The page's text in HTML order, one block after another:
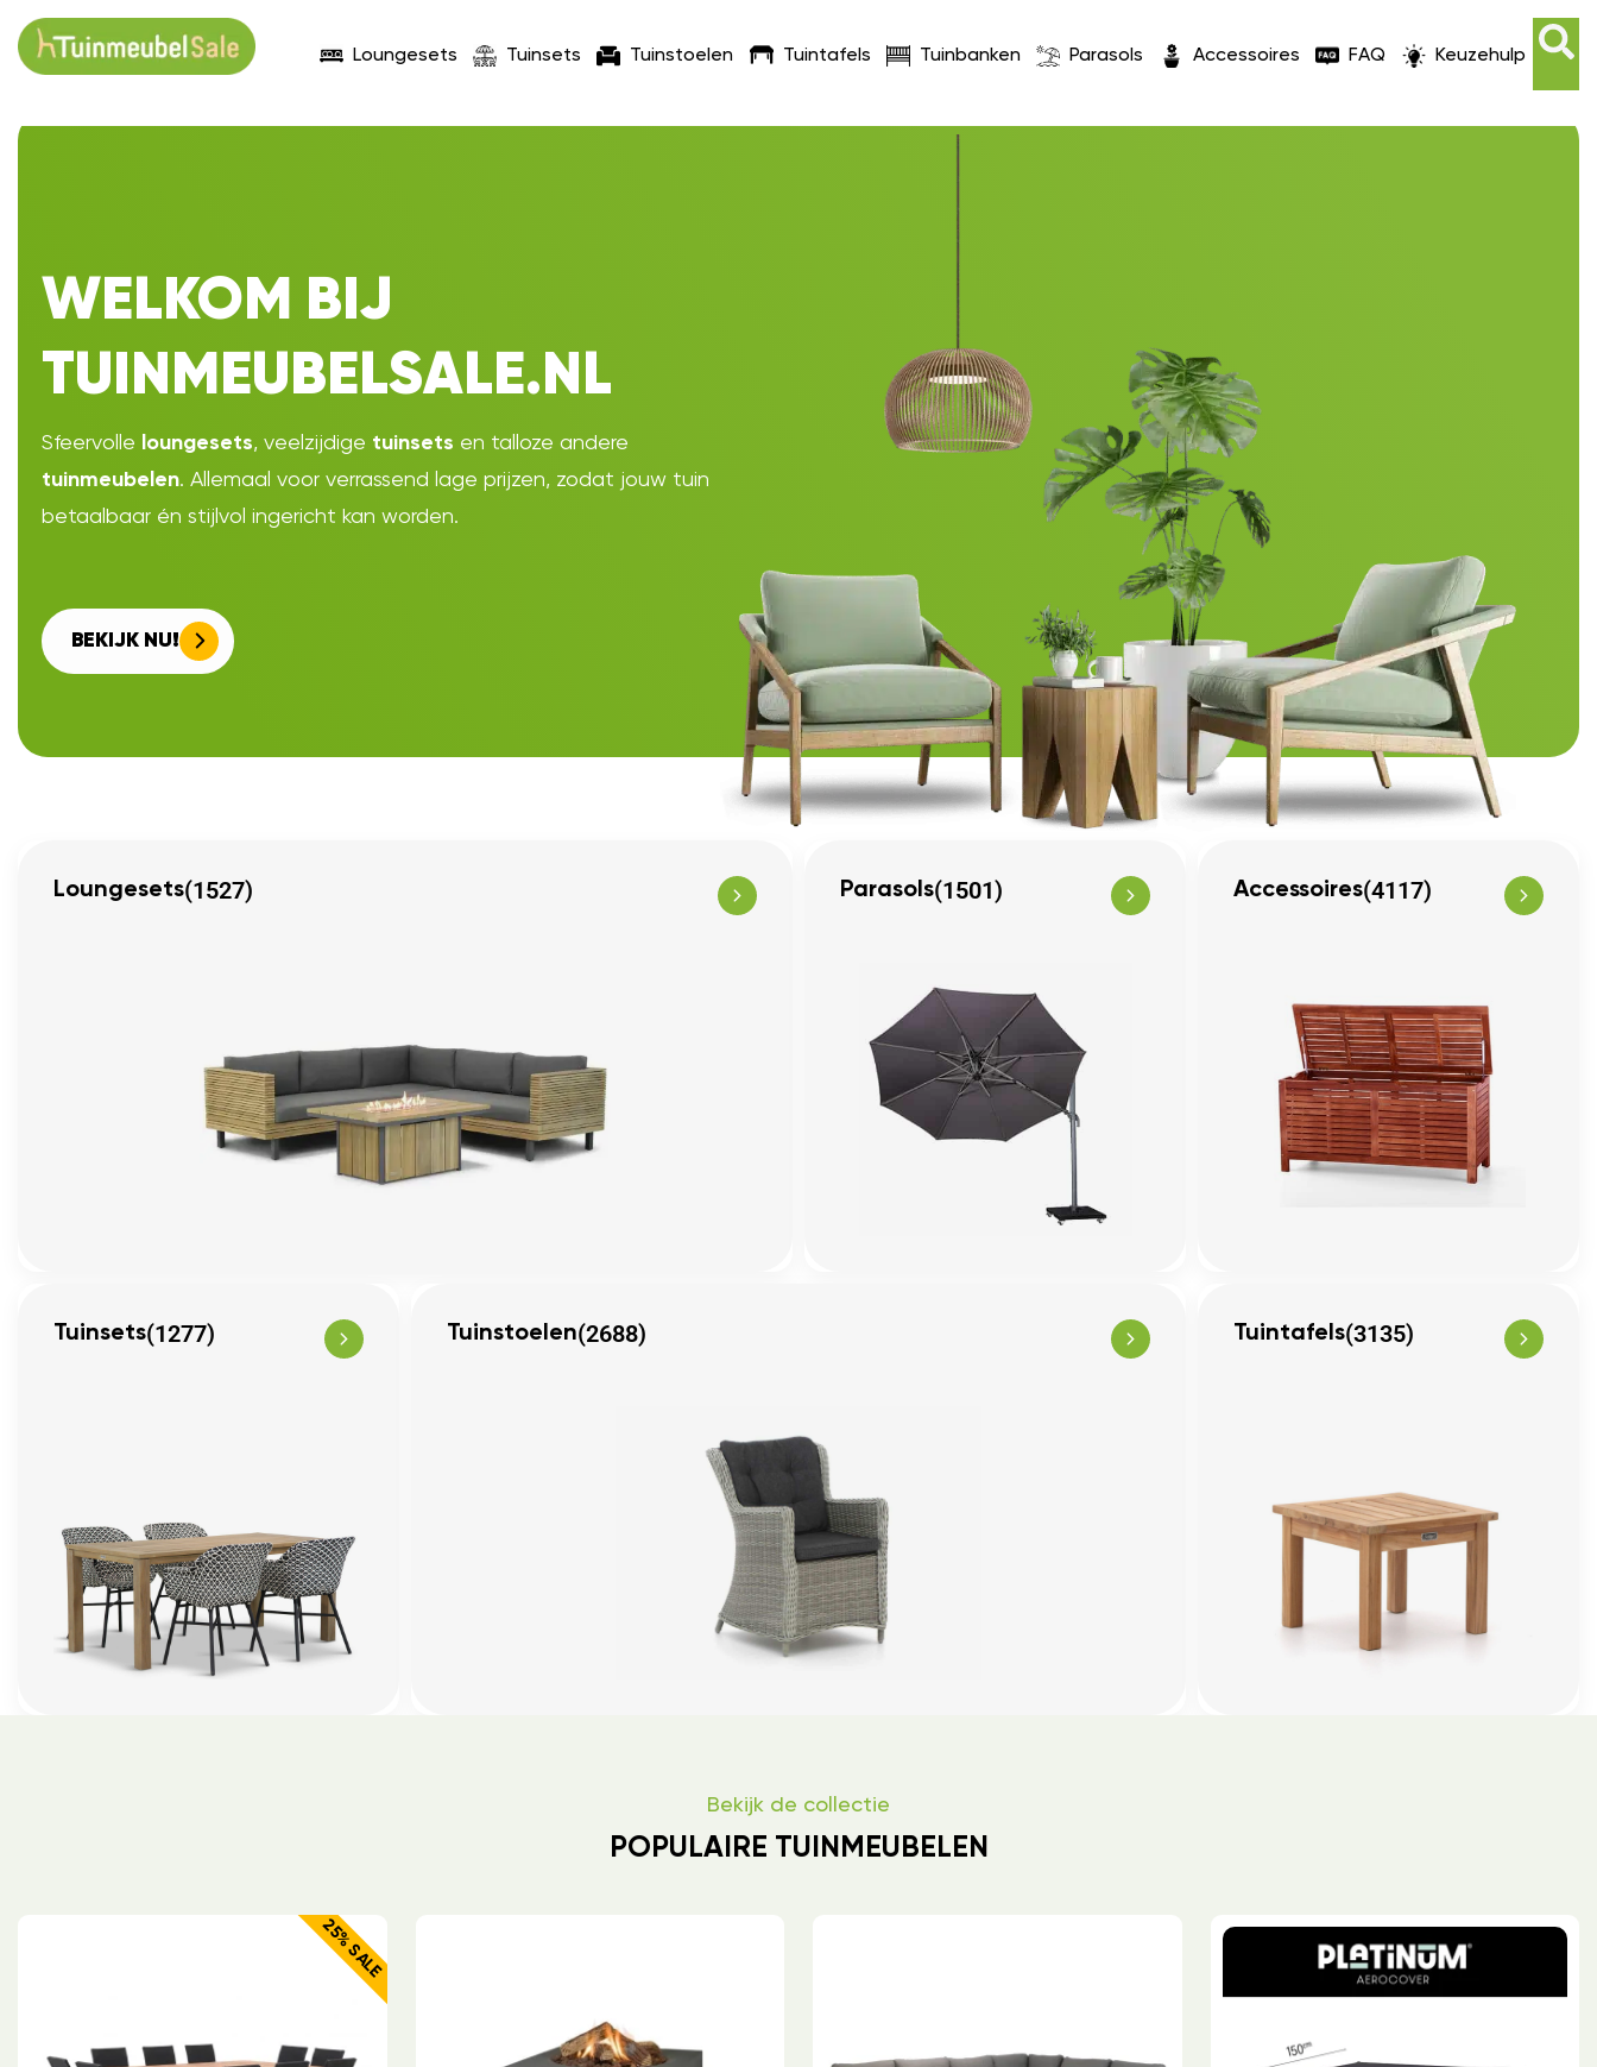
Loungesets Tuinsets Tuinstoelen Tuintafels Tuinbanken Parasols Accessoires FAQ Keuzehulp
WELKOM BIJ
TUINMEUBELSALE.NL
Sfeervolle loungesets, veelzijdige tuinsets en talloze andere
tuinmeubelen. Allemaal voor verrassend lage prijzen, zodat jouw tuin
betaalbaar én stijlvol ingericht kan worden.
BEKIJK NU!
Loungesets(1527) Parasols(1501) Accessoires(4117)
Tuinsets(1277) Tuinstoelen(2688) Tuintafels(3135)
Bekijk de collectie
POPULAIRE TUINMEUBELEN
25% SALE